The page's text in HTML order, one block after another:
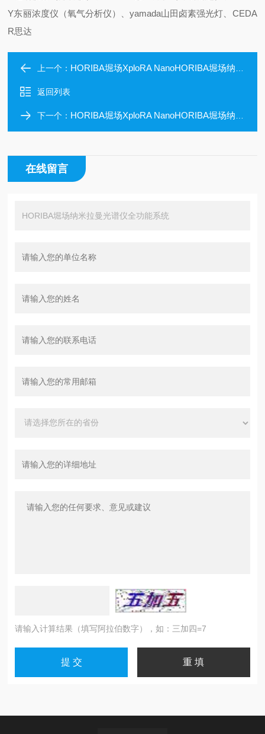
Y东丽浓度仪（氧气分析仪）、yamada山田卤素强光灯、CEDA
R思达
上一个： HORIBA堀场XploRA NanoHORIBA堀场纳米拉曼光谱仪易于使用
返回列表
下一个： HORIBA堀场XploRA NanoHORIBA堀场纳米拉曼光谱仪简单易用
在线留言
请输入计算结果（填写阿拉伯数字），如：三加四=7